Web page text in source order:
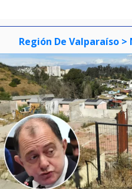
Región De Valparaíso >